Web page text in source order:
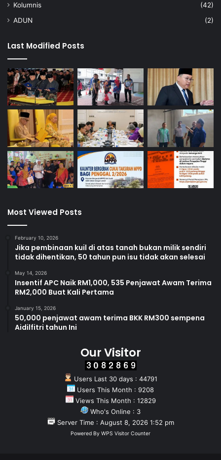
Kolumnis
(42)
ADUN
(2)
Last Modified Posts
Most Viewed Posts
February 10, 2026
Jika pembinaan kuil di atas tanah bukan milik sendiri
tidak dihentikan, 50 tahun pun isu tidak akan selesai
May 14, 2026
Insentif APC Naik RM1,000, 535 Penjawat Awam Terima
RM2,000 Buat Kali Pertama
January 15, 2026
50,000 penjawat awam terima BKK RM300 sempena
Aidilfitri tahun Ini
Our Visitor
Users Last 30 days : 44791
Users This Month : 9208
Views This Month : 12829
Who's Online : 3
Server Time : August 8, 2026 1:52 pm
Powered By WPS Visitor Counter